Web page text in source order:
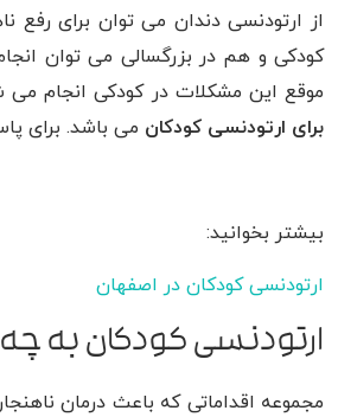
از ارتودنسی دندان می توان برای رفع
کودکی و هم در بزرگسالی می توان
موقع این مشکلات در کودکی انجام می
برای ارتودنسی کودکان می باشد. برای
بیشتر بخوانید:
ارتودنسی کودکان در اصفهان
ارتودنسی کودکان به
مجموعه اقداماتی که باعث درمان